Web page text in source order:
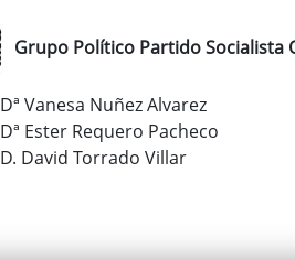
Grupo Político Partido Socialista
Dª Vanesa Nuñez Alvarez
Dª Ester Requero Pacheco
D. David Torrado Villar